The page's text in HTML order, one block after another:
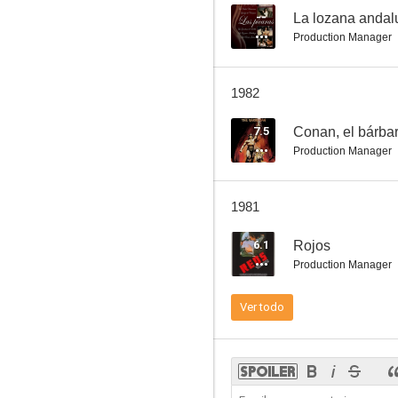
-- La lozana
Production Manager
1982
7.5 Conan, el
Production Manager
1981
6.1 Rojos
Production Manager
Ver todo